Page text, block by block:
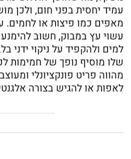
עמיד יחסית בפני חום, ולכן
מאפים כמו פיצות או לחמים.
עשוי עץ במבוק, חשוב
למים ולהקפיד על ניקוי ידני
שלו מוסיף נופך של חמימות
מהווה פריט פונקציונלי
לאפות או להגיש בצורה